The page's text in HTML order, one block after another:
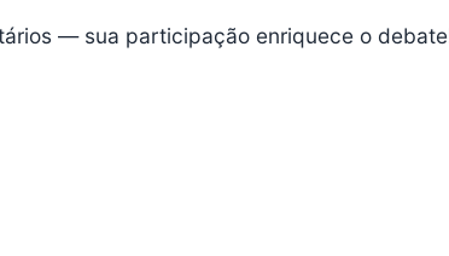
— sua participação enriquece o